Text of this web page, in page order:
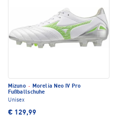
Mizuno ·
Morelia Neo IV Pro
Fußballschuhe
Unisex
€ 129,99